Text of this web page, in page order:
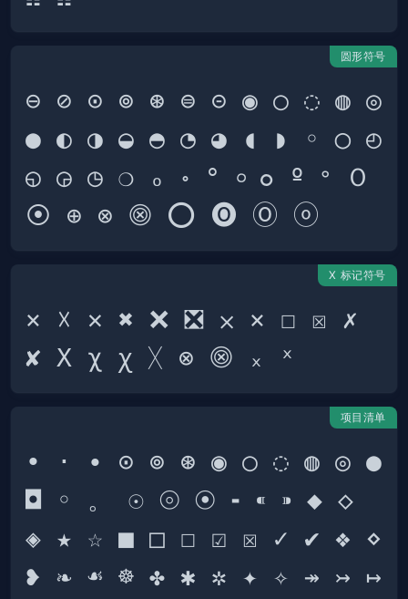
圆形符号
⊖ ⊘ ⊙ ⊚ ⊛ ⊜ ⊝ ◉ ○ ◌ ◍ ◎
● ◐ ◑ ◒ ◓ ◔ ◕ ◖ ◗ ◦ ◯ ◴
◵ ◶ ◷ ❍ ₒ ॰ ° ৹ ๐ º 𐤏 Ｏ
X 标记符号
× ☓ ✕ ✖ ❌ ❎ ⨉ ⨯ ☐ ☒ ✗
项目清单
• · ∙ ⊙ ⊚ ⊛ ◉ ○ ◌ ◍ ◎ ●
◘ ◦ 。 ☉ ⦾ ⦿ ⁃ ⁌ ⁍ ◆ ◇
◈ ★ ☆ ■ □ ☐ ☑ ☒ ✓ ✔ ❖ ⋄
❥ ❧ ☙ ☸ ✤ ✱ ✲ ✦ ✧ ↠ ↣ ↦